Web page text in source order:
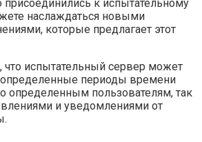
к испытательному
наслаждаться новыми
которые предлагает этот
что испытательный сервер может
периоды времени
определенным пользователям, так
и уведомлениями от